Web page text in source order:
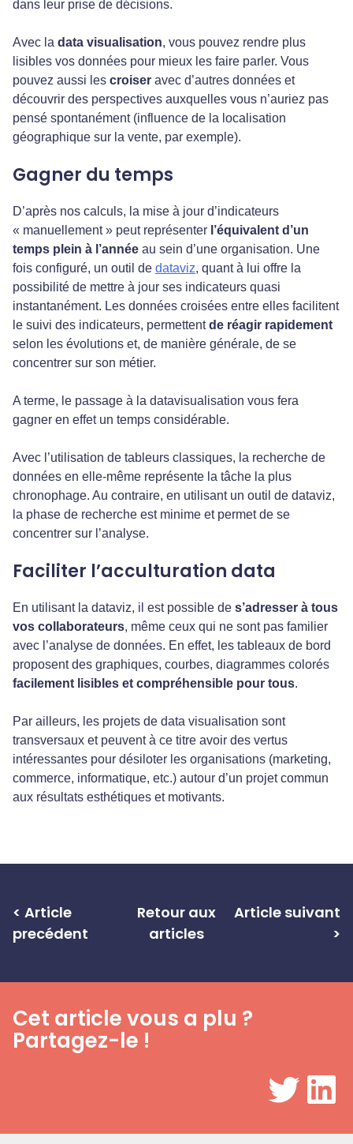
dans leur prise de décisions.
Avec la data visualisation, vous pouvez rendre plus
lisibles vos données pour mieux les faire parler. Vous
pouvez aussi les croiser avec d’autres données et
découvrir des perspectives auxquelles vous n’auriez pas
pensé spontanément (influence de la localisation
géographique sur la vente, par exemple).
Gagner du temps
D’après nos calculs, la mise à jour d’indicateurs
« manuellement » peut représenter l’équivalent d’un
temps plein à l’année au sein d’une organisation. Une
fois configuré, un outil de dataviz, quant à lui offre la
possibilité de mettre à jour ses indicateurs quasi
instantanément. Les données croisées entre elles facilitent
le suivi des indicateurs, permettentde réagir rapidement
selon les évolutions et, de manière générale, de se
concentrer sur son métier.
A terme, le passage à la datavisualisation vous fera
gagner en effet un temps considérable.
Avec l’utilisation de tableurs classiques, la recherche de
données en elle-même représente la tâche la plus
chronophage. Au contraire, en utilisant un outil de dataviz,
la phase de recherche est minime et permet de se
concentrer sur l’analyse.
Faciliter l’acculturation data
En utilisant la dataviz, il est possible de s’adresser à tous
vos collaborateurs, même ceux qui ne sont pas familier
avec l’analyse de données. En effet, les tableaux de bord
proposent des graphiques, courbes, diagrammes colorés
facilement lisibles et compréhensible pour tous.
Par ailleurs, les projets de data visualisation sont
transversaux et peuvent à ce titre avoir des vertus
intéressantes pour désiloter les organisations (marketing,
commerce, informatique, etc.) autour d’un projet commun
aux résultats esthétiques et motivants.
< Article
precédent
Retour aux
articles
Article suivant
>
Cet article vous a plu ?
Partagez-le !
Twitter LinkedIn